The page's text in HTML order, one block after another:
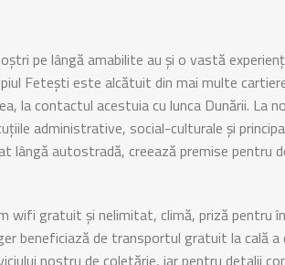
pe lângă amabilite au și o vastă
Feteşti este alcătuit din mai multe
la contactul acestuia cu lunca Dunării. La
administrative, social-culturale şi
autostradă, creează premise pentru
wifi gratuit și nelimitat, climă, priză pentru
beneficiază de transportul gratuit la cală a